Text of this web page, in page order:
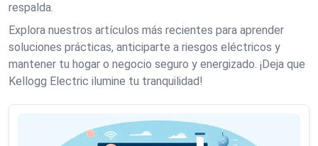
respalda.
Explora nuestros artículos más recientes para aprender
soluciones prácticas, anticiparte a riesgos eléctricos y
mantener tu hogar o negocio seguro y energizado. ¡Deja que
Kellogg Electric ilumine tu tranquilidad!